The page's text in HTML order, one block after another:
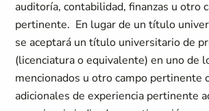
auditoría, contabilidad, finanzas u otro
pertinente. En lugar de un título
se aceptará un título universitario de
(licenciatura o equivalente) en uno de
mencionados u otro campo pertinente
adicionales de experiencia pertinente